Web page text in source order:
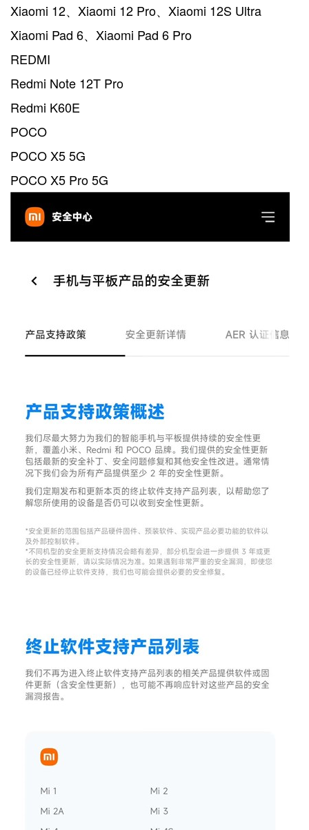
Xiaomi 12、Xiaomi 12 Pro、Xiaomi 12S Ultra
Xiaomi Pad 6、Xiaomi Pad 6 Pro
REDMI
Redmi Note 12T Pro
Redmi K60E
POCO
POCO X5 5G
POCO X5 Pro 5G